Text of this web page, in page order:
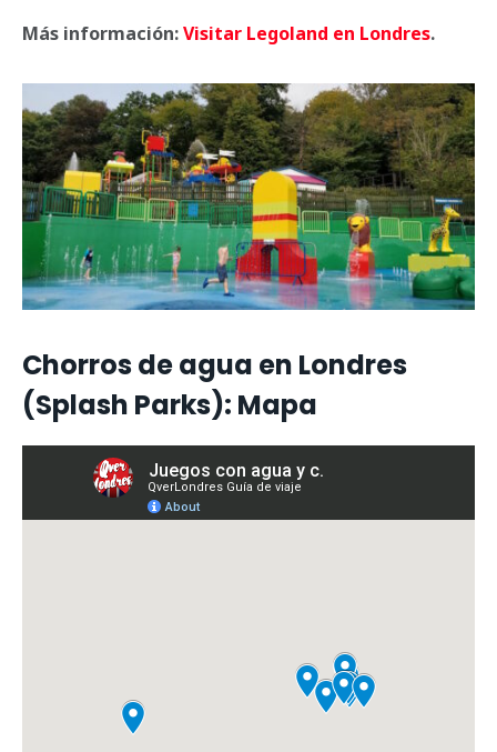
Más información:Visitar Legoland en Londres.
Chorros de agua en Londres
(Splash Parks): Mapa